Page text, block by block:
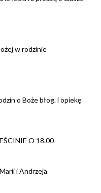
w rodzinie
o Boże błog. i opiekę
O 18.00
i Andrzeja